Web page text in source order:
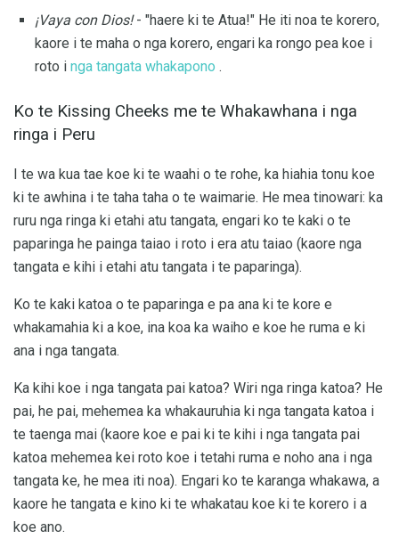
¡Vaya con Dios!- "haere ki te Atua!" He iti noa te korero,
kaore i te maha o nga korero, engari ka rongo pea koe i
roto i nga tangata whakapono .
Ko te Kissing Cheeks me te Whakawhana i nga
ringa i Peru
I te wa kua tae koe ki te waahi o te rohe, ka hiahia tonu koe
ki te awhina i te taha taha o te waimarie. He mea tinowari: ka
ruru nga ringa ki etahi atu tangata, engari ko te kaki o te
paparinga he painga taiao i roto i era atu taiao (kaore nga
tangata e kihi i etahi atu tangata i te paparinga).
Ko te kaki katoa o te paparinga e pa ana ki te kore e
whakamahia ki a koe, ina koa ka waiho e koe he ruma e ki
ana i nga tangata.
Ka kihi koe i nga tangata pai katoa? Wiri nga ringa katoa? He
pai, he pai, mehemea ka whakauruhia ki nga tangata katoa i
te taenga mai (kaore koe e pai ki te kihi i nga tangata pai
katoa mehemea kei roto koe i tetahi ruma e noho ana i nga
tangata ke, he mea iti noa). Engari ko te karanga whakawa, a
kaore he tangata e kino ki te whakatau koe ki te korero i a
koe ano.